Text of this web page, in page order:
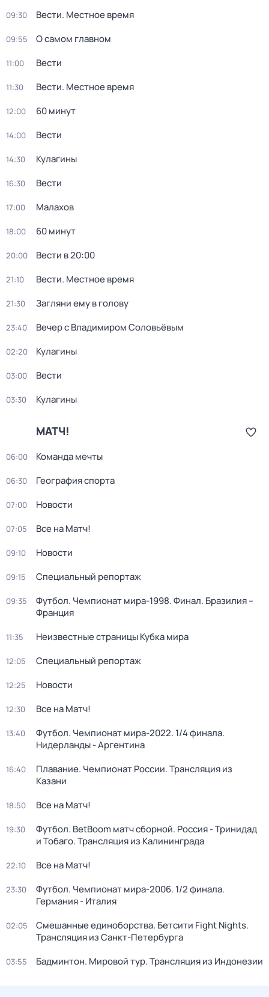
09:30 Вести. Местное время
09:55 О самом главном
11:00 Вести
11:30 Вести. Местное время
12:00 60 минут
14:00 Вести
14:30 Кулагины
16:30 Вести
17:00 Малахов
18:00 60 минут
20:00 Вести в 20:00
21:10 Вести. Местное время
21:30 Загляни ему в голову
23:40 Вечер с Владимиром Соловьёвым
02:20 Кулагины
03:00 Вести
03:30 Кулагины
МАТЧ!
06:00 Команда мечты
06:30 География спорта
07:00 Новости
07:05 Все на Матч!
09:10 Новости
09:15 Специальный репортаж
09:35
Футбол. Чемпионат мира-1998. Финал. Бразилия –
Франция
11:35 Неизвестные страницы Кубка мира
12:05 Специальный репортаж
12:25 Новости
12:30 Все на Матч!
13:40
Футбол. Чемпионат мира-2022. 1/4 финала.
Нидерланды - Аргентина
16:40
Плавание. Чемпионат России. Трансляция из
Казани
18:50 Все на Матч!
19:30
Футбол. BetBoom матч сборной. Россия - Тринидад
и Тобаго. Трансляция из Калининграда
22:10 Все на Матч!
23:30
Футбол. Чемпионат мира-2006. 1/2 финала.
Германия - Италия
02:05
Смешанные единоборства. Бетсити Fight Nights.
Трансляция из Санкт-Петербурга
03:55 Бадминтон. Мировой тур. Трансляция из Индонезии